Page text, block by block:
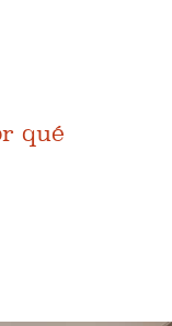
qué